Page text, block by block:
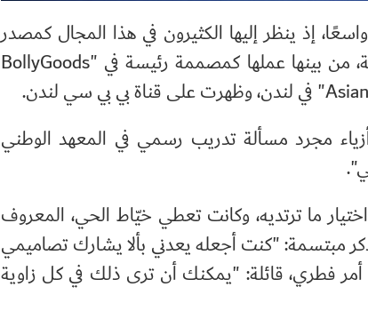
إذ ينظر إليها الكثيرون في هذا المجال كمصدر
من بينها عملها كمصممة رئيسة في "BollyGoods
" في لندن، وظهرت على قناة بي بي سي لندن.
مجرد مسألة تدريب رسمي في المعهد الوطني
ما ترتديه، وكانت تعطي خيّاط الحي، المعروف
مبتسمة: "كنت أجعله يعدني بألا يشارك تصاميمي
فطري، قائلة: "يمكنك أن ترى ذلك في كل زاوية